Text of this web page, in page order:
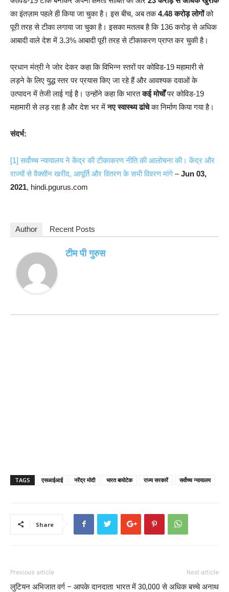
का इंतज़ाम पहले ही किया जा चुका है। इस बीच, अब तक4.48 करोड़ लोगोंको
पूरी तरह से टीका लगाया जा चुका है। इसका मतलब है कि 136 करोड़ से अधिक
आबादी वाले देश में 3.3% आबादी पूरी तरह से टीकाकरण प्राप्त कर चुकी है।
प्रधान मंत्री ने जोर देकर कहा कि विभिन्न स्तरों पर कोविड-19 महामारी से
लड़ने के लिए युद्ध स्तर पर प्रयास किए जा रहे हैं और आवश्यक दवाओं के
उत्पादन में तेजी लाई गई है। उन्होंने कहा कि भारतकई मोर्चोंपर कोविड-19
महामारी से लड़ रहा है और देश भर मेंनए स्वास्थ्य ढांचेका निर्माण किया गया है।
संदर्भ:
[1] सर्वोच्च न्यायालय ने केंद्र की टीकाकरण नीति की आलोचना की। केंद्र और
राज्यों से वैक्सीन खरीद, आपूर्ति और वितरण के सभी विवरण मांगे –Jun 03,
2021, hindi.pgurus.com
Author Recent Posts
टीम पी गुरुस
TAGS एसआईआई नरेंद्र मोदी भारत बायोटेक राज्य सरकारें सर्वोच्च न्यायालय
Share
Previous article
लुटियन अभिजात वर्ग – आपके दानदाता
Next article
भारत में 30,000 से अधिक बच्चे अनाथ